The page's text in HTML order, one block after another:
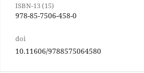
ISBN-13 (15)
978-85-7506-458-0
doi
10.11606/9788575064580